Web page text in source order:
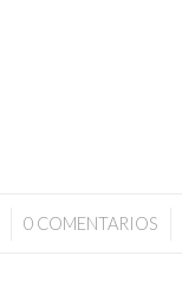
0 COMENTARIOS
/